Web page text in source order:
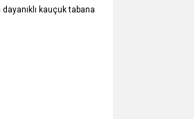
kauçuk tabana